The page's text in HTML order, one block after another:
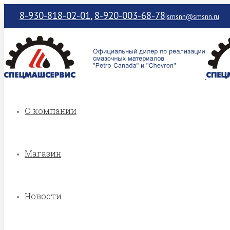
8-930-818-02-01, 8-920-003-68-78|smsnn@smsnn.ru
О компании
Магазин
Новости